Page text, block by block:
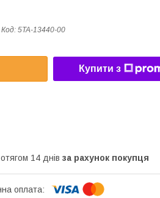
Код: 5TA-13440-00
Купити з
14 днів за рахунок покупця